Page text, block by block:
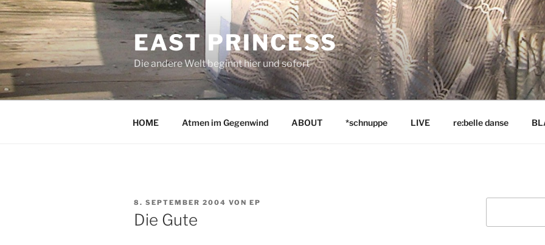
Zum
Inhalt
springen
EAST PRINCESS
Die andere Welt beginnt hier und sofort
HOME Atmen im Gegenwind ABOUT *schnuppe LIVE re:belle danse
VERÖFFENTLICHT
AM
8. SEPTEMBER 2004 VON EP
Die Gute